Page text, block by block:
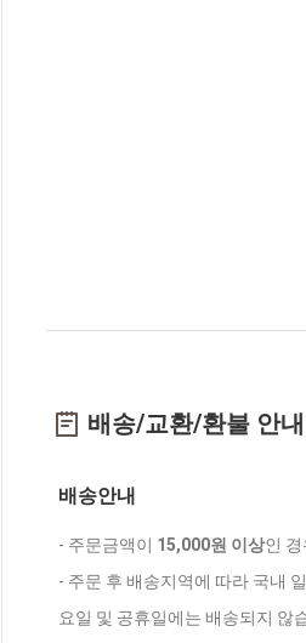
배송/교환/환불 안내
배송안내
- 주문금액이 15,000원 이상인
- 주문 후 배송지역에 따라 국내
요일 및 공휴일에는 배송되지 않